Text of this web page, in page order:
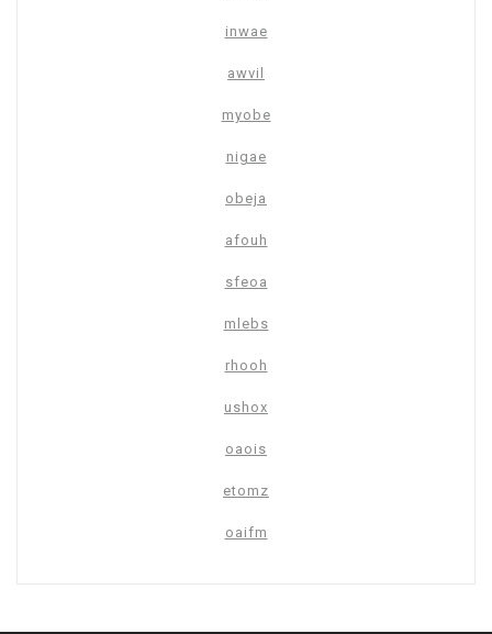
inwae
awvil
myobe
nigae
obeja
afouh
sfeoa
mlebs
rhooh
ushox
oaois
etomz
oaifm